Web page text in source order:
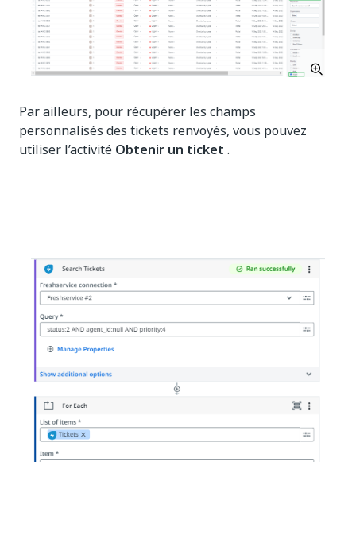
Par ailleurs, pour récupérer les champs
personnalisés des tickets renvoyés, vous pouvez
utiliser l’activité Obtenir un ticket .